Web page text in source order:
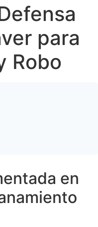
para
Robo
en